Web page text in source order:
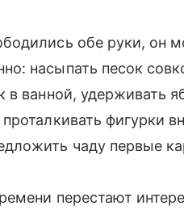
обе руки, он
насыпать песок
в ванной, удерживать
фигурки
чаду первые
перестают